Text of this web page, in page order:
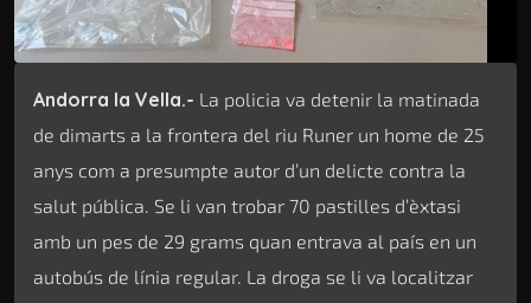
Andorra la Vella.- La policia va detenir la matinada
de dimarts a la frontera del riu Runer un home de 25
anys com a presumpte autor d’un delicte contra la
salut pública. Se li van trobar 70 pastilles d’èxtasi
amb un pes de 29 grams quan entrava al país en un
autobús de línia regular. La droga se li va localitzar